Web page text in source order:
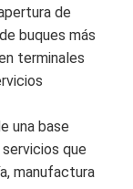
de
buques más
terminales
una base
que
manufactura